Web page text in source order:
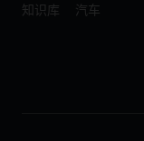
知识库 汽车